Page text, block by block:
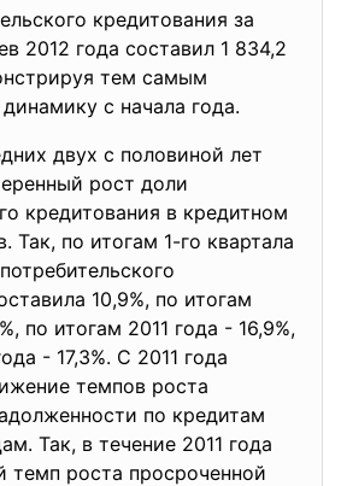
кредитования за
2012 года составил 1 834,2
тем самым
с начала года.
двух с половиной лет
рост доли
кредитования в кредитном
Так, по итогам 1-го квартала
10,9%, по итогам
по итогам 2011 года - 16,9%,
- 17,3%. С 2011 года
темпов роста
по кредитам
Так, в течение 2011 года
темп роста просроченной